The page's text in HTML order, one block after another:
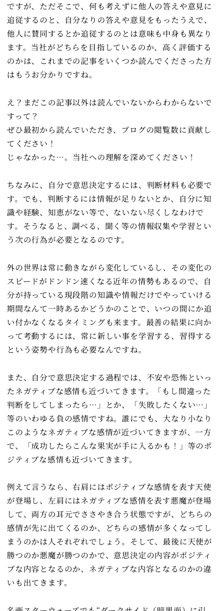
ですが、ただそこで、何も考えずに他人の答えや意見に
追従するのと、自分なりの答えや意見をもったうえで、
他人に賛同するとか追従するのとは意味も中身も異なり
ます。当社がどちらを目指しているのか、高く評価する
のかは、これまでの記事をいくつか読んでくださった方
はもうお分かりですね。
え？まだこの記事以外は読んでいないからわからないで
すって？
ぜひ最初から読んでいただき、ブログの閲覧数に貢献し
てください！
じゃなかった…。当社への理解を深めてください！
ちなみに、自分で意思決定するには、判断材料も必要で
す。でも、判断するには情報が足りないとか、自分に知
識や経験、知恵がない等で、ないない尽くしなわけで
す。そうなると、調べる、聞く等の情報収集や学習とい
う次の行為が必要となるのです。
外の世界は常に動きながら変化しているし、その変化の
スピードがドンドン速くなる近年の情勢もあるので、自
分が持っている現段階の知識や情報だけでやっていける
期間なんて一時あるかどうかのことで、いつの間にか追
い付かなくなるタイミングも来ます。最善の結果に向か
って考動するには、常に新しい事を学習する、習得する
という姿勢や行為も必要なんですね。
また、自分で意思決定する過程では、不安や恐怖といっ
たネガティブな感情も近づいてきます。「もし間違った
判断をしてしまったら…」とか、「失敗したくない…」
等のいわゆる負の感情ですね。誰にでも、大なり小なり
このようなネガティブな感情が近づいてきますが、一方
で、「成功したらこんな果実が手に入るかも！」等のポ
ジティブな感情も近づいてきます。
例えて言うなら、右肩にはポジティブな感情を表す天使
が登場し、左肩にはネガティブな感情を表す悪魔が登場
して、両方の耳元でささやき合う状態ですが、どちらの
感情が先に出てくるのか、どちらの感情が多くなってし
まうのかは人それぞれでしょう。そして、最後に天使が
勝つのか悪魔が勝つのかで、意思決定の内容がポジティ
ブな内容となるのか、ネガティブな内容となるのかの違
いも出てきます。